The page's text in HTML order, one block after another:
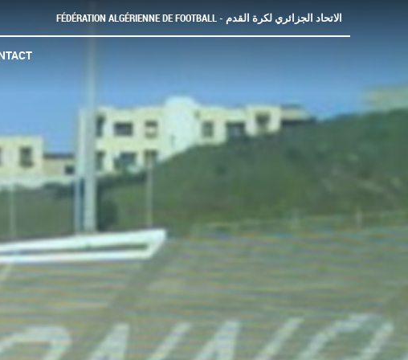
FÉDÉRATION ALGÉRIENNE DE FOOTBALL - الاتحاد الجزائري لكرة القدم